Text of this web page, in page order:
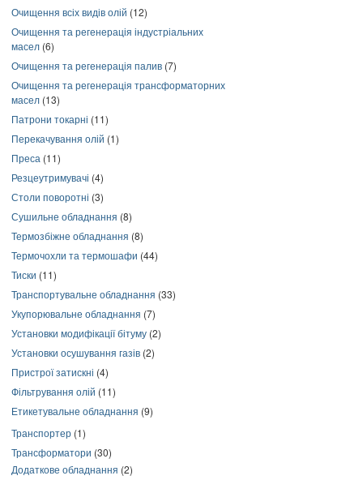
Очищення всіх видів олій (12)
Очищення та регенерація індустріальних
масел (6)
Очищення та регенерація палив (7)
Очищення та регенерація трансформаторних
масел (13)
Патрони токарні (11)
Перекачування олій (1)
Преса (11)
Резцеутримувачі (4)
Столи поворотні (3)
Сушильне обладнання (8)
Термозбіжне обладнання (8)
Термочохли та термошафи (44)
Тиски (11)
Транспортувальне обладнання (33)
Укупорювальне обладнання (7)
Установки модифікації бітуму (2)
Установки осушування газів (2)
Пристрої затискні (4)
Фільтрування олій (11)
Етикетувальне обладнання (9)
Транспортер (1)
Трансформатори (30)
Додаткове обладнання (2)